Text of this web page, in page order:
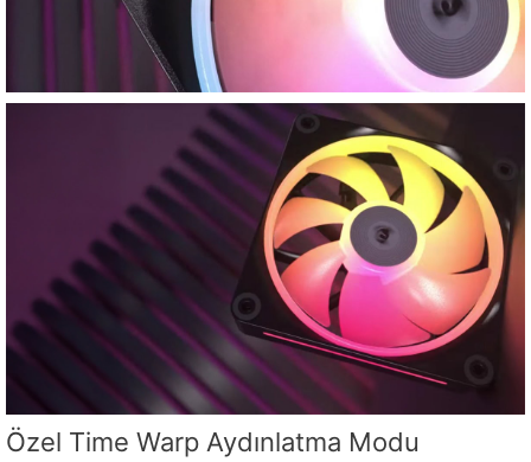
Özel Time Warp Aydınlatma Modu